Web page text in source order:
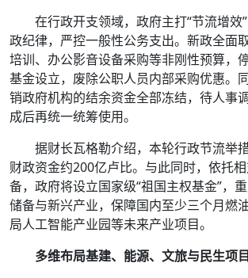
在行政开支领域，政府主打“节流增效
政纪律，严控一般性公务支出。新政全面
培训、办公影音设备采购等非刚性预算，
基金设立，废除公职人员内部采购优惠。
销政府机构的结余资金全部冻结，待人事
成后再统一统筹使用。
据财长瓦格勒介绍，本轮行政节流举
财政资金约200亿卢比。与此同时，依托
备，政府将设立国家级“祖国主权基金”，
储备与新兴产业，保障国内至少三个月燃
局人工智能产业园等未来产业项目。
多维布局基建、能源、文旅与民生项目